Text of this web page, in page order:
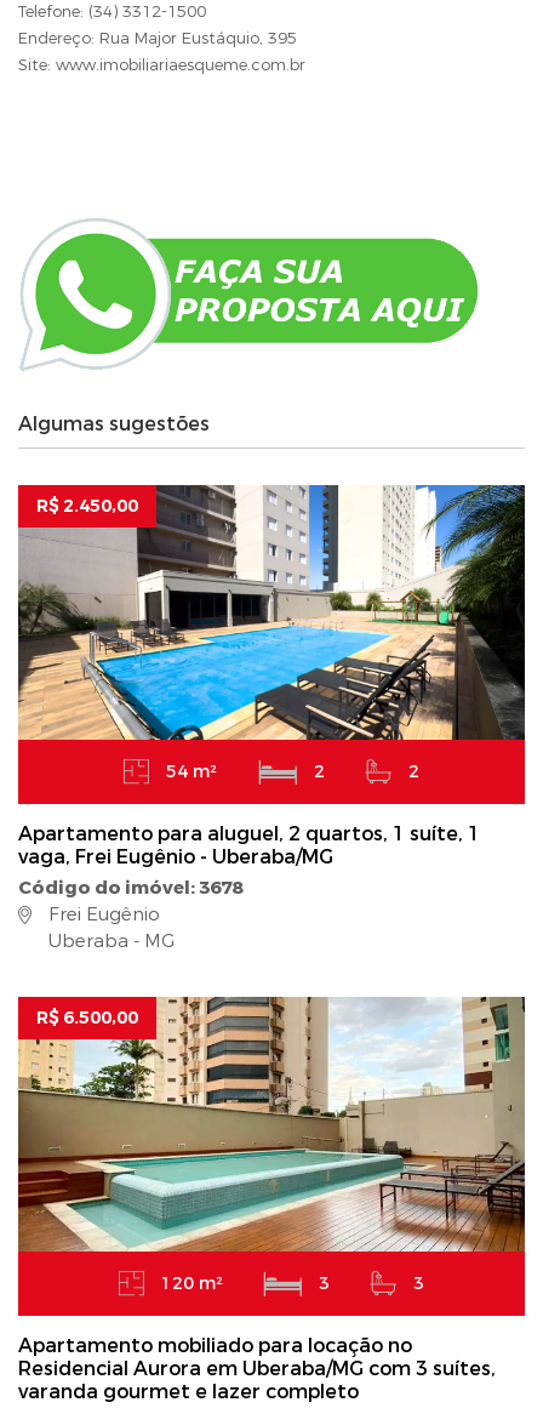
Telefone: (34) 3312-1500
Endereço: Rua Major Eustáquio, 395
Site: www.imobiliariaesqueme.com.br
Algumas sugestões
R$ 2.450,00
54 m² 2 2
Apartamento para aluguel, 2 quartos, 1 suíte, 1
vaga, Frei Eugênio - Uberaba/MG
Código do imóvel: 3678
Frei Eugênio
Uberaba - MG
R$ 6.500,00
120 m² 3 3
Apartamento mobiliado para locação no
Residencial Aurora em Uberaba/MG com 3 suítes,
varanda gourmet e lazer completo